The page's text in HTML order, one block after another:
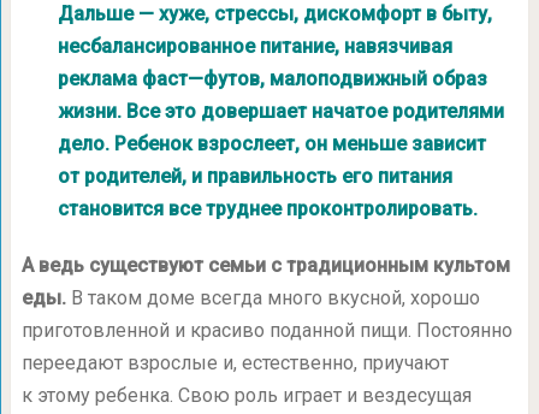
Дальше — хуже, стрессы, дискомфорт в быту,
несбалансированное питание, навязчивая
реклама фаст—футов, малоподвижный образ
жизни. Все это довершает начатое родителями
дело. Ребенок взрослеет, он меньше зависит
от родителей, и правильность его питания
становится все труднее проконтролировать.
А ведь существуют семьи с традиционным культом
еды.В таком доме всегда много вкусной, хорошо
приготовленной и красиво поданной пищи. Постоянно
переедают взрослые и, естественно, приучают
к этому ребенка. Свою роль играет и вездесущая